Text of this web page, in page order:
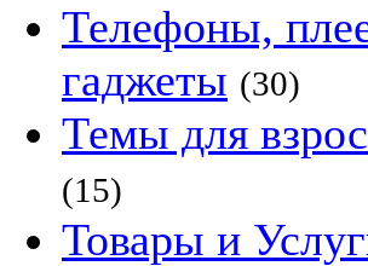
Телефоны,
гаджеты (30)
Темы для
(15)
Товары и